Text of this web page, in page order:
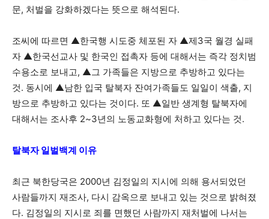
문, 처벌을 강화하겠다는 뜻으로 해석된다.
조씨에 따르면 ▲한국행 시도중 체포된 자 ▲제3국 월경 실패
자 ▲한국선교사 및 한국인 접촉자 등에 대해서는 즉각 정치범
수용소로 보내고, ▲그 가족들은 지방으로 추방하고 있다는
것. 동시에 ▲남한 입국 탈북자 잔여가족들도 일일이 색출, 지
방으로 추방하고 있다는 것이다. 또 ▲일반 생계형 탈북자에
대해서는 조사후 2~3년의 노동교화형에 처하고 있다는 것.
탈북자 일벌백계 이유
최근 북한당국은 2000년 김정일의 지시에 의해 용서되었던
사람들까지 재조사, 다시 감옥으로 보내고 있는 것으로 밝혀졌
다. 김정일의 지시로 죄를 면했던 사람까지 재처벌에 나서는